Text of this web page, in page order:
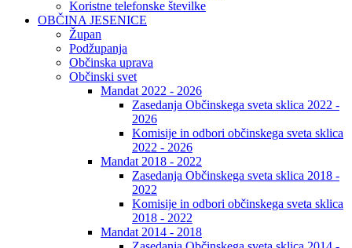
Koristne telefonske številke
OBČINA JESENICE
Župan
Podžupanja
Občinska uprava
Občinski svet
Mandat 2022 - 2026
Zasedanja Občinskega sveta sklica 2022 -
2026
Komisije in odbori občinskega sveta sklica
2022 - 2026
Mandat 2018 - 2022
Zasedanja Občinskega sveta sklica 2018 -
2022
Komisije in odbori občinskega sveta sklica
2018 - 2022
Mandat 2014 - 2018